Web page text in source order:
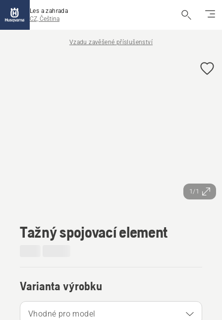
Les a zahrada
CZ, Čeština
Vzadu zavěšené příslušenství
1/1
Tažný spojovací element
Varianta výrobku
Vhodné pro model